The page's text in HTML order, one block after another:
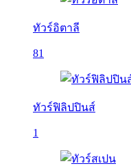
ทัวร์อิตาลี
81
ทัวร์ฟิลิปปินส์
1